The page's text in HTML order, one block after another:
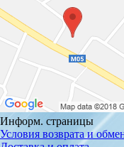
Информ. страницы
Условия возврата и